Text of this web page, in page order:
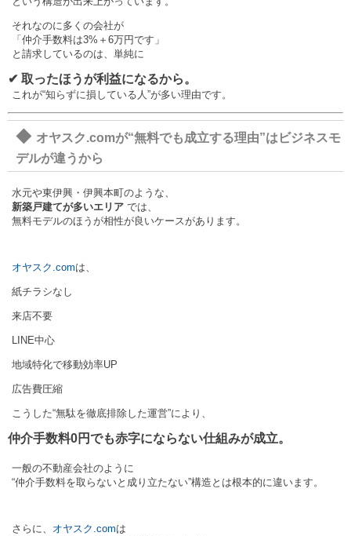
それなのに多くの会社が
「仲介手数料は3%＋6万円です」
と請求しているのは、単純に
✔ 取ったほうが利益になるから。
これが“知らずに損している人”が多い理由です。
◆ オヤスク.comが“無料でも成立する理由”はビジネスモ
デルが違うから
水元や東伊興・伊興本町のような、
新築戸建てが多いエリア では、
無料モデルのほうが相性が良いケースがあります。
オヤスク.comは、
紙チラシなし
来店不要
LINE中心
地域特化で移動効率UP
広告費圧縮
こうした“無駄を徹底排除した運営”により、
仲介手数料0円でも赤字にならない仕組みが成立。
一般の不動産会社のように
“仲介手数料を取らないと成り立たない”構造とは根本的に違います。
さらに、 オヤスク.comは